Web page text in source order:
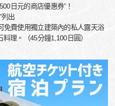
日元的商店優惠券”！
列出
免費使用獨立建築內的私人露天浴
理。（45分鐘1,100日圓）